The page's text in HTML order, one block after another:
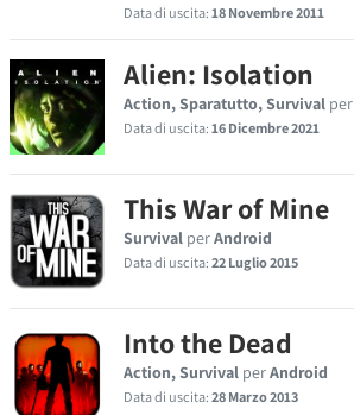
Data di uscita:18 Novembre 2011
Alien: Isolation
Action, Sparatutto, Survival per
Data di uscita:16 Dicembre 2021
This War of Mine
Survival perAndroid
Data di uscita:22 Luglio 2015
Into the Dead
Action, Survival perAndroid
Data di uscita:28 Marzo 2013